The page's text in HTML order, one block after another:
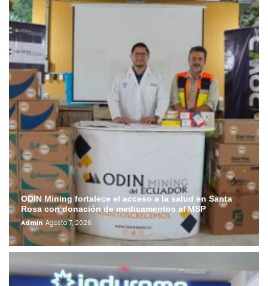
ODIN Mining fortalece el acceso a la salud en Santa
Rosa con donación de medicamentos al MSP
Admin Agosto 7, 2026